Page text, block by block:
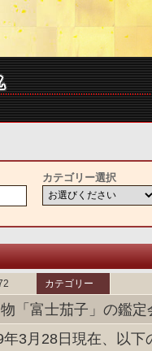
カテゴリー選択
カテゴリー
「富士茄子」の鑑
年3月28日現在、以